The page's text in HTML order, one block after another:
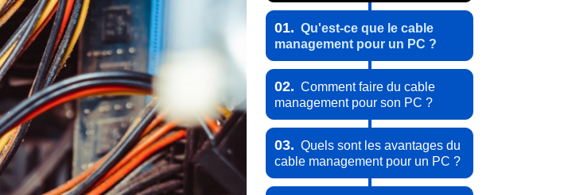
01. Qu'est-ce que le cable
management pour un PC ?
02. Comment faire du cable
management pour son PC ?
03. Quels sont les avantages du
cable management pour un PC ?